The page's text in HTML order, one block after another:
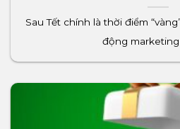
Sau Tết chính là thời điểm
động marketing